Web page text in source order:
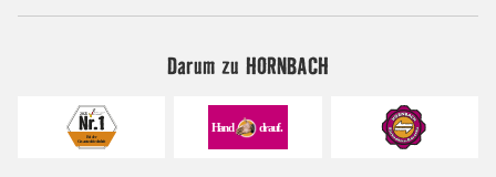
Darum zu HORNBACH